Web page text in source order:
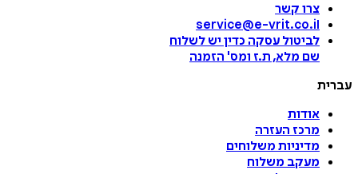
צרו קשר
service@e-vrit.co.il
לביטול עסקה כדין יש לשלוח
שם מלא, ת.ז ומס' הזמנה
עברית
אודות
מרכז העזרה
מדיניות משלוחים
מעקב משלוח